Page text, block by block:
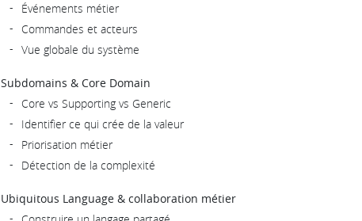
Événements métier
Commandes et acteurs
Vue globale du système
Subdomains & Core Domain
Core vs Supporting vs Generic
Identifier ce qui crée de la valeur
Priorisation métier
Détection de la complexité
Ubiquitous Language & collaboration métier